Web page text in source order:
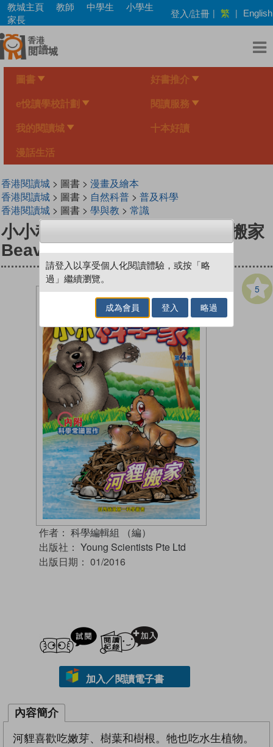
Skip
main
content
教城主頁 教師 中學生
小學生
家長
登入/註冊 | 繁 | English
圖書 好書推介
e悅讀學校計劃 閱讀服務
我的閱讀城 十本好讀
漫話生活
香港閱讀城> 圖書 > 漫畫及繪本
香港閱讀城> 圖書 > 自然科普> 普及科學
香港閱讀城> 圖書 > 學與教 > 常識
小小科学家（第一级）#4 河貍搬家
Beaver Moves House
5
作者： 科學編輯組 （編）
出版社： Young Scientists Pte Ltd
出版日期： 01/2016
試閲
加入／閱讀電子書
內容簡介
河貍喜歡吃嫩芽、樹葉和樹根。牠也吃水生植物。
請登入以享受個人化閱讀體驗，或按「略
過」繼續瀏覽。
成為會員 登入 略過